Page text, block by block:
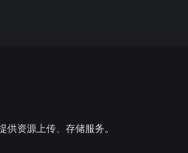
资源上传、存储服务。